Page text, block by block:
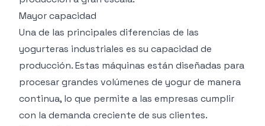
Mayor capacidad
Una de las principales diferencias de las
yogurteras industriales es su capacidad de
producción. Estas máquinas están diseñadas para
procesar grandes volúmenes de yogur de manera
continua, lo que permite a las empresas cumplir
con la demanda creciente de sus clientes.